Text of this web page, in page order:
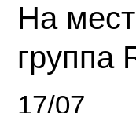
На
группа
17/07